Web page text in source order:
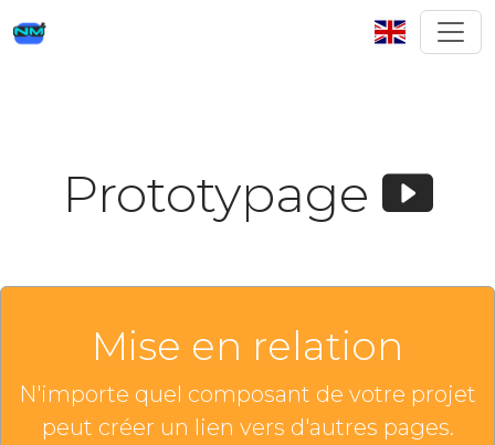
Prototypage
Mise en relation
N'importe quel composant de votre projet
peut créer un lien vers d'autres pages.